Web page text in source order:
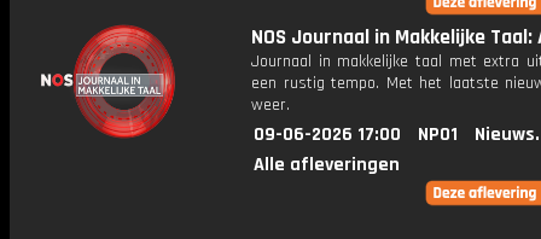
NOS Journaal in Makkelijke Taal:
Journaal in makkelijke taal met extra
een rustig tempo. Met het laatste
weer.
09-06-2026 17:00 NPO1
Alle afleveringen